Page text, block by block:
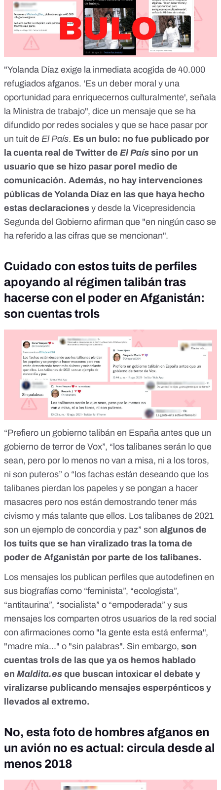
"Yolanda Díaz exige la inmediata acogida de 40.000
refugiados afganos. 'Es un deber moral y una
oportunidad para enriquecernos culturalmente', señala
la Ministra de trabajo", dice un mensaje que se ha
difundido por redes sociales y que se hace pasar por
un tuit de El País. Es un bulo: no fue publicado por
la cuenta real de Twitter de El País sino por un
usuario que se hizo pasar porel medio de
comunicación. Además, no hay intervenciones
públicas de Yolanda Díaz en las que haya hecho
estas declaraciones y desde la Vicepresidencia
Segunda del Gobierno afirman que "en ningún caso se
ha referido a las cifras que se mencionan".
Cuidado con estos tuits de perfiles
apoyando al régimen talibán tras
hacerse con el poder en Afganistán:
son cuentas trols
“Prefiero un gobierno talibán en España antes que un
gobierno de terror de Vox”, “los talibanes serán lo que
sean, pero por lo menos no van a misa, ni a los toros,
ni son puteros” o “los fachas están deseando que los
talibanes pierdan los papeles y se pongan a hacer
masacres pero nos están demostrando tener más
civismo y más talante que ellos. Los talibanes de 2021
son un ejemplo de concordia y paz” son algunos de
los tuits que se han viralizado tras la toma de
poder de Afganistán por parte de los talibanes.
Los mensajes los publican perfiles que autodefinen en
sus biografías como “feminista”, “ecologista”,
“antitaurina”, “socialista” o “empoderada” y sus
mensajes los comparten otros usuarios de la red social
con afirmaciones como "la gente esta está enferma",
"madre mía..." o "sin palabras". Sin embargo, son
cuentas trols de las que ya os hemos hablado
en Maldita.es que buscan intoxicar el debate y
viralizarse publicando mensajes esperpénticos y
llevados al extremo.
No, esta foto de hombres afganos en
un avión no es actual: circula desde al
menos 2018